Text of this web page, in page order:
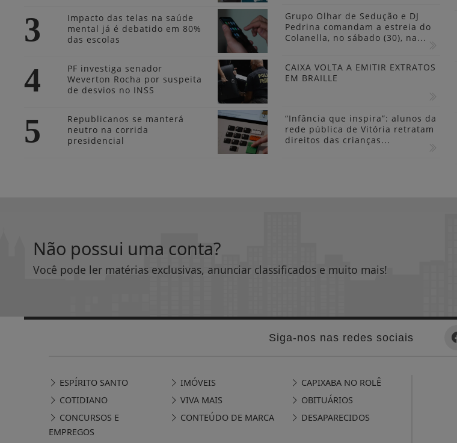
3
Impacto das telas na saúde
mental já é debatido em 80%
das escolas
4
PF investiga senador
Weverton Rocha por suspeita
de desvios no INSS
5
Republicanos se manterá
neutro na corrida
presidencial
Grupo Olhar de Sedução e DJ
Pedrina comandam a estreia do
Colanella, no sábado (30), na...
CAIXA VOLTA A EMITIR EXTRATOS
EM BRAILLE
“Infância que inspira”: alunos da
rede pública de Vitória retratam
direitos das crianças...
Não possui uma conta?
Você pode ler matérias exclusivas, anunciar classificados e muito mais!
Siga-nos nas redes sociais
ESPÍRITO SANTO IMÓVEIS
CAPIXABA NO ROLÊ
COTIDIANO
VIVA MAIS
OBITUÁRIOS
CONCURSOS E
EMPREGOS
CONTEÚDO DE MARCA
DESAPARECIDOS